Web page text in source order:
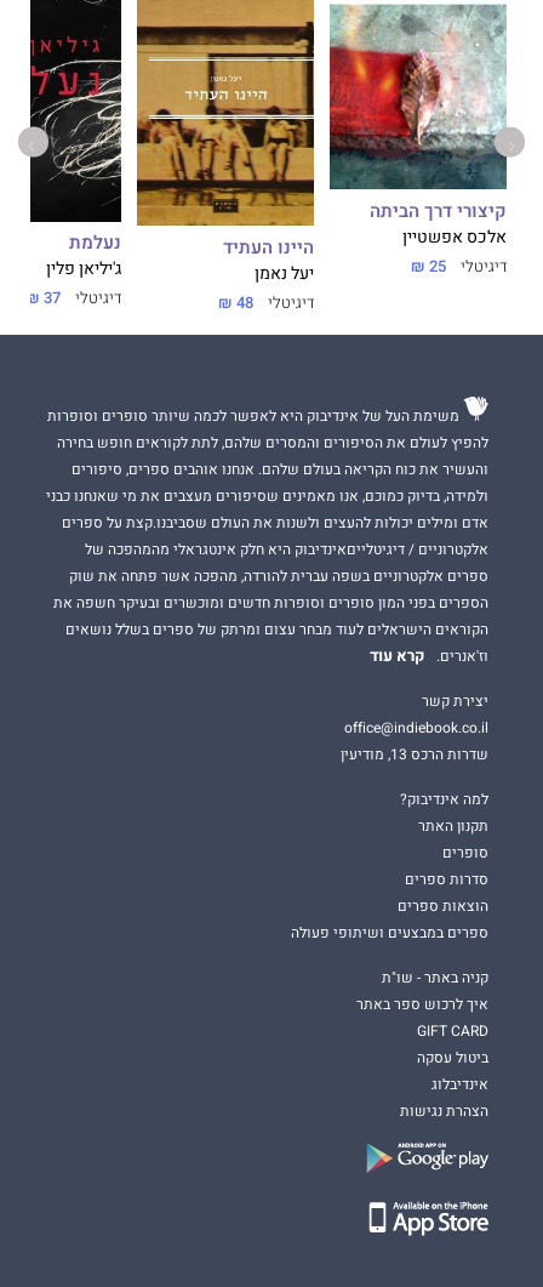
קיצורי דרך הביתה
אלכס אפשטיין
דיגיטלי 25 ₪
היינו העתיד
יעל נאמן
דיגיטלי 48 ₪
נעלמת
ג'יליאן פלין
דיגיטלי 37 ₪
משימת העל של אינדיבוק היא לאפשר לכמה שיותר סופרים וסופרות
להפיץ לעולם את הסיפורים והמסרים שלהם, לתת לקוראים חופש בחירה
והעשיר את כוח הקריאה בעולם שלהם. אנחנו אוהבים ספרים, סיפורים
ולמידה, בדיוק כמוכם, אנו מאמינים שסיפורים מעצבים את מי שאנחנו כבני
אדם ומילים יכולות להעצים ולשנות את העולם שסביבנו.קצת על ספרים
אלקטרוניים / דיגיטלייםאינדיבוק היא חלק אינטגראלי מהמהפכה של
ספרים אלקטרוניים בשפה עברית להורדה, מהפכה אשר פתחה את שוק
הספרים בפני המון סופרים וסופרות חדשים ומוכשרים ובעיקר חשפה את
הקוראים הישראלים לעוד מבחר עצום ומרתק של ספרים בשלל נושאים
וז'אנרים.
קרא עוד
יצירת קשר
office@indiebook.co.il
שדרות הרכס 13, מודיעין
למה אינדיבוק?
תקנון האתר
סופרים
סדרות ספרים
הוצאות ספרים
ספרים במבצעים ושיתופי פעולה
קניה באתר - שו"ת
איך לרכוש ספר באתר
GIFT CARD
ביטול עסקה
אינדיבלוג
הצהרת נגישות